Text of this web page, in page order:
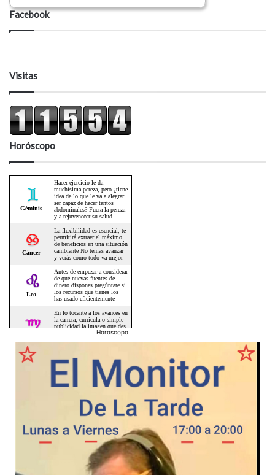
Facebook
Visitas
Horóscopo
Horoscopo